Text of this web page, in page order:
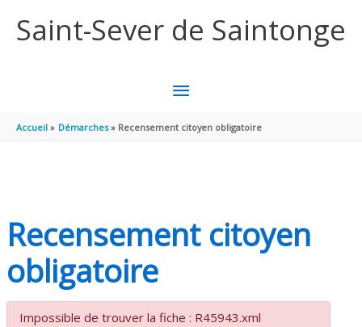
Saint-Sever de Saintonge
MENU
PRINCIPAL
Accueil Démarches Recensement citoyen obligatoire
Recensement citoyen
obligatoire
Impossible de trouver la fiche : R45943.xml